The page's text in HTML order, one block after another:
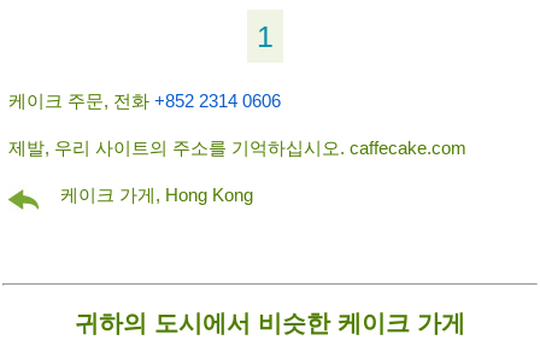
1
케이크 주문, 전화 +852 2314 0606
제발, 우리 사이트의 주소를 기억하십시오. caffecake.com
케이크 가게, Hong Kong
귀하의 도시에서 비슷한 케이크 가게